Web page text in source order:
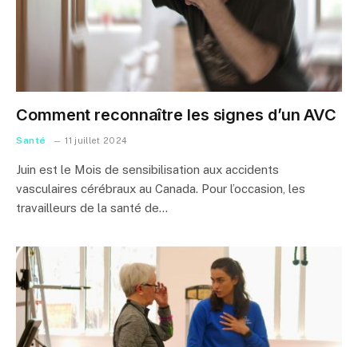
Comment reconnaître les signes d’un AVC
Santé 11 juillet 2024
Juin est le Mois de sensibilisation aux accidents
vasculaires cérébraux au Canada. Pour l’occasion, les
travailleurs de la santé de…